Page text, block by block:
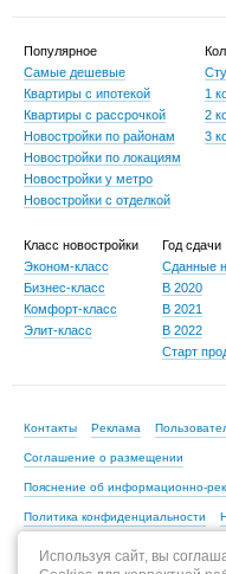
Популярное
Самые дешевые
Квартиры с ипотекой
Квартиры с рассрочкой
Новостройки по районам
Новостройки по локациям
Новостройки у метро
Новостройки с отделкой
1
2
3
Класс новостройки
Эконом-класс
Бизнес-класс
Комфорт-класс
Элит-класс
Год сдачи
Сданные
В 2020
В 2021
В 2022
Старт
Контакты Реклама
Соглашение о размещении
Пояснение об информационно-
Политика конфиденциальности
Используя сайт, вы